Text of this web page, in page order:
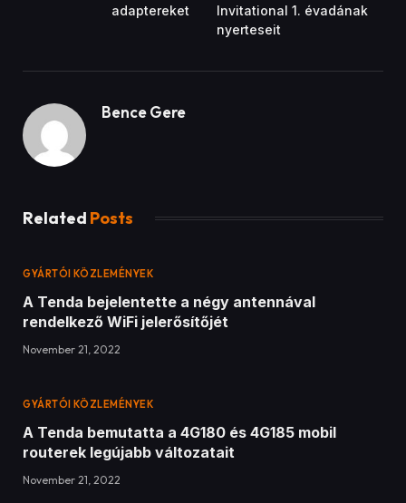
adaptereket
Invitational 1. évadának
nyerteseit
Bence Gere
Related Posts
GYÁRTÓI KÖZLEMÉNYEK
A Tenda bejelentette a négy antennával
rendelkező WiFi jelerősítőjét
November 21, 2022
GYÁRTÓI KÖZLEMÉNYEK
A Tenda bemutatta a 4G180 és 4G185 mobil
routerek legújabb változatait
November 21, 2022